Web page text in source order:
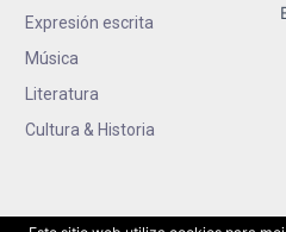
Expresión escrita
Música
Literatura
Cultura & Historia